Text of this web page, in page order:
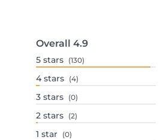
Overall 4.9
5 stars (130)
4 stars (4)
3 stars (0)
2 stars (2)
1 star (0)